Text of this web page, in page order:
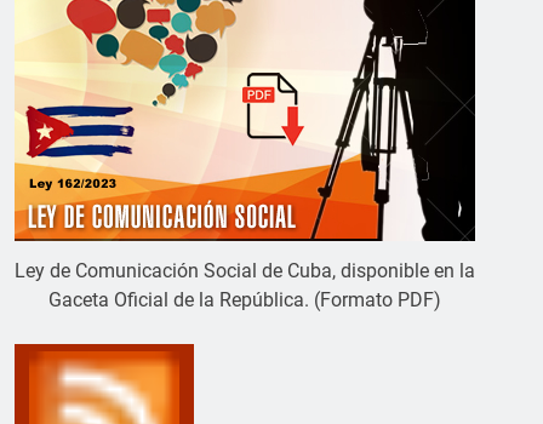
Ley de Comunicación Social de Cuba, disponible en la
Gaceta Oficial de la República. (Formato PDF)